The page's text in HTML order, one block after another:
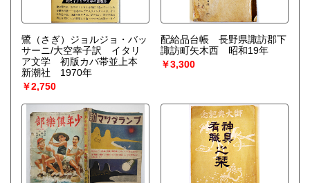
鷺（さぎ）ジョルジョ・バッ
サーニ/大空幸子訳 イタリ
ア文学 初版カバ帯並上本
新潮社 1970年
￥2,750
配給品台帳 長野県諏訪郡下
諏訪町矢木西 昭和19年
￥3,300